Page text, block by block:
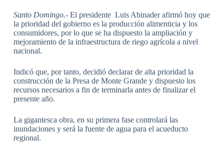
Santo Domingo.-El presidente Luis Abinader afirmó hoy que
la prioridad del gobierno es la producción alimenticia y los
consumidores, por lo que se ha dispuesto la ampliación y
mejoramiento de la infraestructura de riego agrícola a nivel
nacional.
Indicó que, por tanto, decidió declarar de alta prioridad la
construcción de la Presa de Monte Grande y dispuesto los
recursos necesarios a fin de terminarla antes de finalizar el
presente año.
La gigantesca obra, en su primera fase controlará las
inundaciones y será la fuente de agua para el acueducto
regional.